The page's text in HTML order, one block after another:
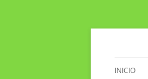
Saltar
INICIO